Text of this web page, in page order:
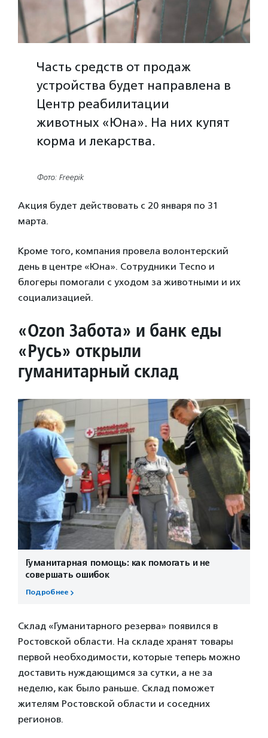
Часть средств от продаж
устройства будет направлена в
Центр реабилитации
животных «Юна». На них купят
корма и лекарства.
Фото: Freepik
Акция будет действовать с 20 января по 31
марта.
Кроме того, компания провела волонтерский
день в центре «Юна». Сотрудники Tecno и
блогеры помогали с уходом за животными и их
социализацией.
«Ozon Забота» и банк еды
«Русь» открыли
гуманитарный склад
Гуманитарная помощь: как помогать и не
совершать ошибок
Подробнее
Склад «Гуманитарного резерва» появился в
Ростовской области. На складе хранят товары
первой необходимости, которые теперь можно
доставить нуждающимся за сутки, а не за
неделю, как было раньше. Склад поможет
жителям Ростовской области и соседних
регионов.